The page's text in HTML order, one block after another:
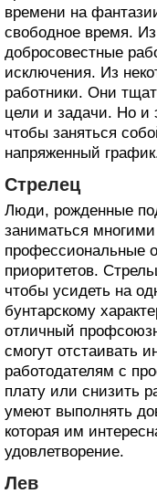
времени на
свободное время.
добросовестные
исключения. Из
работники. Они
цели и задачи. Но и
чтобы заняться
напряженный
Стрелец
Люди, рожденные
заниматься
профессиональные
приоритетов.
чтобы усидеть на
бунтарскому
отличный
смогут отстаивать
работодателям с
плату или снизить
умеют выполнять
которая им
удовлетворение.
Лев